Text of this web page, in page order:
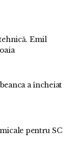
Emil
a încheiat
pentru SC